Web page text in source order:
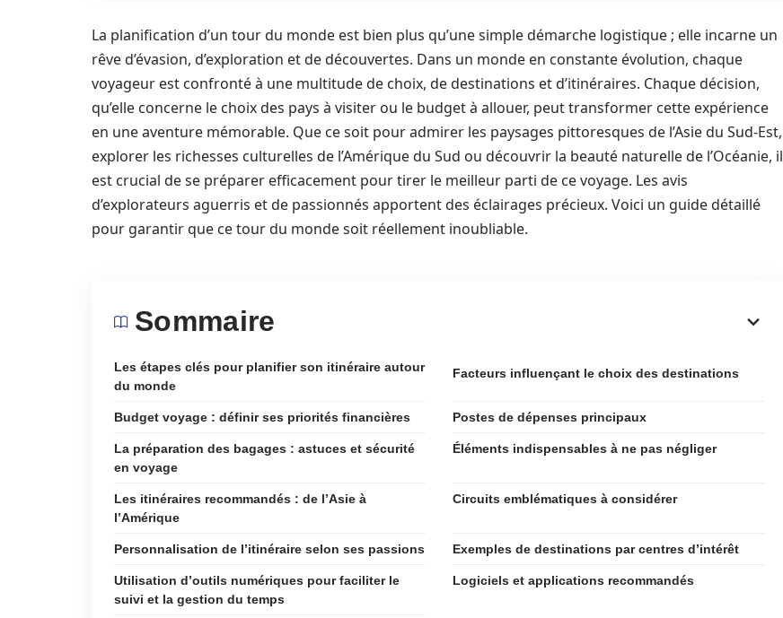
La planification d’un tour du monde est bien plus qu’une simple démarche logistique ; elle incarne un
rêve d’évasion, d’exploration et de découvertes. Dans un monde en constante évolution, chaque
voyageur est confronté à une multitude de choix, de destinations et d’itinéraires. Chaque décision,
qu’elle concerne le choix des pays à visiter ou le budget à allouer, peut transformer cette expérience
en une aventure mémorable. Que ce soit pour admirer les paysages pittoresques de l’Asie du Sud-Est,
explorer les richesses culturelles de l’Amérique du Sud ou découvrir la beauté naturelle de l’Océanie, il
est crucial de se préparer efficacement pour tirer le meilleur parti de ce voyage. Les avis
d’explorateurs aguerris et de passionnés apportent des éclairages précieux. Voici un guide détaillé
pour garantir que ce tour du monde soit réellement inoubliable.
Sommaire
Les étapes clés pour planifier son itinéraire autour
du monde
Facteurs influençant le choix des destinations
Budget voyage : définir ses priorités financières Postes de dépenses principaux
La préparation des bagages : astuces et sécurité
en voyage
Éléments indispensables à ne pas négliger
Les itinéraires recommandés : de l’Asie à
l’Amérique
Circuits emblématiques à considérer
Personnalisation de l’itinéraire selon ses passions Exemples de destinations par centres d’intérêt
Utilisation d’outils numériques pour faciliter le
suivi et la gestion du temps
Logiciels et applications recommandés